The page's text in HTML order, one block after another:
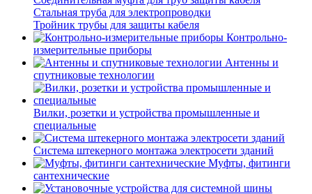
Стальная труба для электропроводки
Тройник трубы для защиты кабеля
Контрольно-
измерительные приборы
Антенны и
спутниковые технологии
Вилки, розетки и устройства промышленные и
специальные
Система штекерного монтажа электросети зданий
Муфты, фитинги
сантехнические